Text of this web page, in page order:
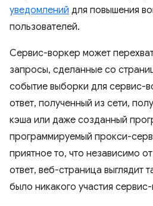
уведомлений для повышения
пользователей.
Сервис-воркер может
запросы, сделанные со
событие выборки для сервис-
ответ, полученный из сети,
кэша или даже созданный
программируемый прокси-
приятное то, что независимо
ответ, веб-страница выглядит
было никакого участия